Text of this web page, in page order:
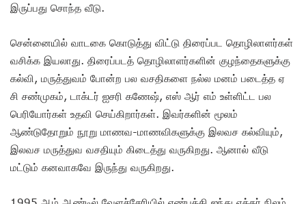
இருப்பது சொந்த வீடு.
சென்னையில் வாடகை கொடுத்து விட்டு திரைப்பட தொழிலாளர்கள்
வசிக்க இயலாது. திரைப்படத் தொழிலாளர்களின் குழந்தைகளுக்கு
கல்வி, மருத்துவம் போன்ற பல வசதிகளை நல்ல மனம் படைத்த ஏ
சி சண்முகம், டாக்டர் ஐசரி கணேஷ், எஸ் ஆர் எம் உள்ளிட்ட பல
பெரியோர்கள் உதவி செய்கிறார்கள். இவர்களின் மூலம்
ஆண்டுதோறும் நூறு மாணவ-மாணவிகளுக்கு இலவச கல்வியும்,
இலவச மருத்துவ வசதியும் கிடைத்து வருகிறது. ஆனால் வீடு
மட்டும் கனவாகவே இருந்து வருகிறது.